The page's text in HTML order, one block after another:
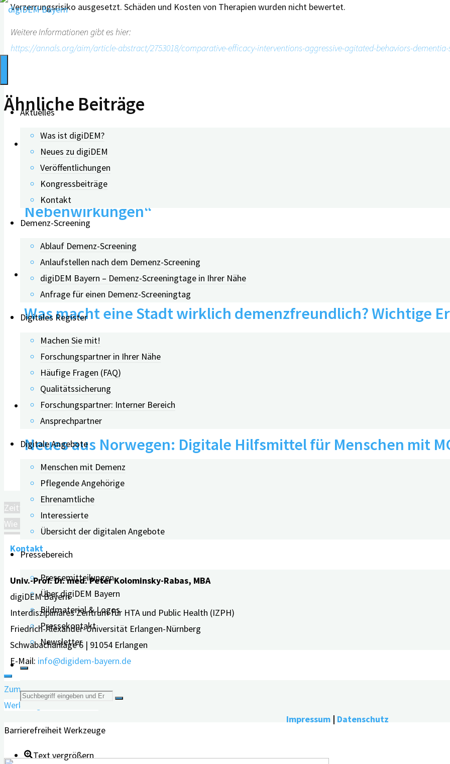
nach:
Aktuelles
Was ist digiDEM?
Neues zu digiDEM
Veröffentlichungen
Kongressbeiträge
Kontakt
Demenz-Screening
Ablauf Demenz-Screening
Anlaufstellen nach dem Demenz-Screening
digiDEM Bayern – Demenz-Screeningtage in Ihrer Nähe
Anfrage für einen Demenz-Screeningtag
Digitales Register
Machen Sie mit!
Forschungspartner in Ihrer Nähe
Häufige Fragen (FAQ)
Qualitätssicherung
Forschungspartner: Interner Bereich
Ansprechpartner
Digitale Angebote
Menschen mit Demenz
Pflegende Angehörige
Ehrenamtliche
Interessierte
Übersicht der digitalen Angebote
Pressebereich
Pressemitteilungen
Über digiDEM Bayern
Bildmaterial & Logos
Pressekontakt
Newsletter
Suche
nach:
Verzerrungsrisiko ausgesetzt. Schäden und Kosten von Therapien wurden nicht bewertet.
Weitere Informationen gibt es hier:
https://annals.org/aim/article-abstract/2753018/comparative-efficacy-interventions-aggressive-agitated-behaviors-
Ähnliche Beiträge
digiDEM Bayern SCHLAGLICHT_07: Neue Medikamente
Nebenwirkungen“
03.12.2024
Was macht eine Stadt wirklich demenzfreundlich? Wichtige
Politik
29.07.2026
Neues aus Norwegen: Digitale Hilfsmittel für Menschen mit
14.10.2022
Zeitfenster in der Lebensmitte nutzen, um Demenz vorzubeugen
Wie können E-Health-Maßnahmen Menschen mit Demenz und Angehörigen helfen?
Kontakt
Univ.-Prof. Dr. med. Peter Kolominsky-Rabas, MBA
digiDEM Bayern
Interdisziplinäres Zentrum für HTA und Public Health (IZPH)
Friedrich-Alexander-Universität Erlangen-Nürnberg
Schwabachanlage 6 | 91054 Erlangen
E-Mail: info@digidem-bayern.de
Impressum | Datenschutz
Zum Inhalt springen
Werkzeugleiste öffnen
Barrierefreiheit Werkzeuge
Text vergrößern